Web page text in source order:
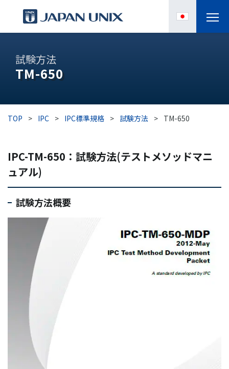
IPC
導入事例
お役立ち情報
企業情報
03-3588-0551
試験方法
TM-650
TOP > IPC > IPC標準規格 > 試験方法 > TM-650
IPC-TM-650：試験方法(テストメソッドマニ
ュアル)
試験方法概要